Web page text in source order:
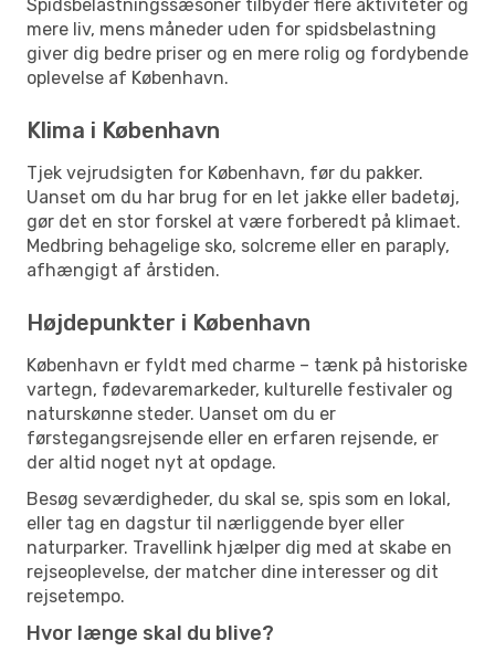
Spidsbelastningssæsoner tilbyder flere aktiviteter og
mere liv, mens måneder uden for spidsbelastning
giver dig bedre priser og en mere rolig og fordybende
oplevelse af København.
Klima i København
Tjek vejrudsigten for København, før du pakker.
Uanset om du har brug for en let jakke eller badetøj,
gør det en stor forskel at være forberedt på klimaet.
Medbring behagelige sko, solcreme eller en paraply,
afhængigt af årstiden.
Højdepunkter i København
København er fyldt med charme – tænk på historiske
vartegn, fødevaremarkeder, kulturelle festivaler og
naturskønne steder. Uanset om du er
førstegangsrejsende eller en erfaren rejsende, er
der altid noget nyt at opdage.
Besøg seværdigheder, du skal se, spis som en lokal,
eller tag en dagstur til nærliggende byer eller
naturparker. Travellink hjælper dig med at skabe en
rejseoplevelse, der matcher dine interesser og dit
rejsetempo.
Hvor længe skal du blive?